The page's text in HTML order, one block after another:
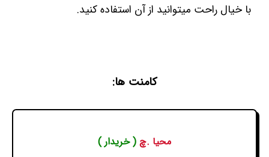
با خیال راحت میتوانید از آن استفاده کنید.
کامنت ها:
محیا .چ ( خریدار )